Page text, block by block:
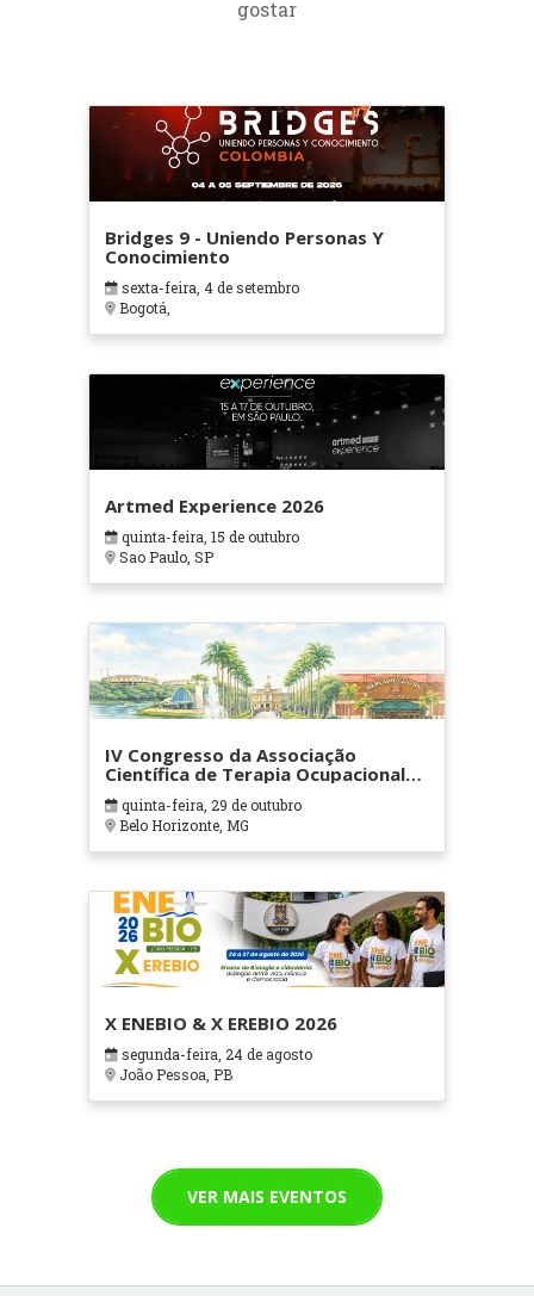
gostar
Bridges 9 - Uniendo Personas Y
Conocimiento
sexta-feira, 4 de setembro
Bogotá,
Artmed Experience 2026
quinta-feira, 15 de outubro
Sao Paulo, SP
IV Congresso da Associação
Científica de Terapia Ocupacional
em Contextos Hospitalares e
Cuidados Paliativos - ATOHOSP
quinta-feira, 29 de outubro
Belo Horizonte, MG
X ENEBIO & X EREBIO 2026
segunda-feira, 24 de agosto
João Pessoa, PB
VER MAIS EVENTOS